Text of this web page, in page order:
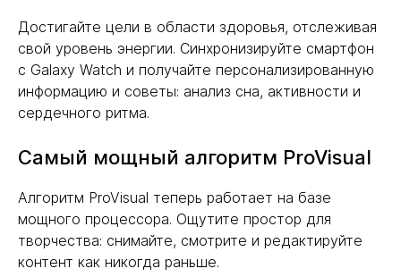
Достигайте цели в области здоровья, отслеживая
свой уровень энергии. Синхронизируйте смартфон
с Galaxy Watch и получайте персонализированную
информацию и советы: анализ сна, активности и
сердечного ритма.
Самый мощный алгоритм ProVisual
Алгоритм ProVisual теперь работает на базе
мощного процессора. Ощутите простор для
творчества: снимайте, смотрите и редактируйте
контент как никогда раньше.